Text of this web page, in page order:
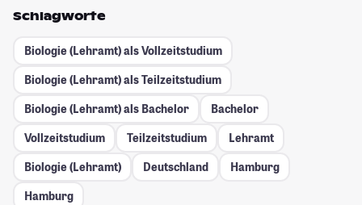
Schlagworte
Biologie (Lehramt) als Vollzeitstudium
Biologie (Lehramt) als Teilzeitstudium
Biologie (Lehramt) als Bachelor
Bachelor
Vollzeitstudium
Teilzeitstudium
Lehramt
Biologie (Lehramt)
Deutschland
Hamburg
Hamburg